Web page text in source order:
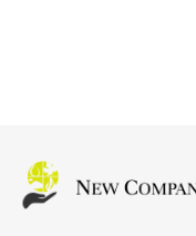
Home page